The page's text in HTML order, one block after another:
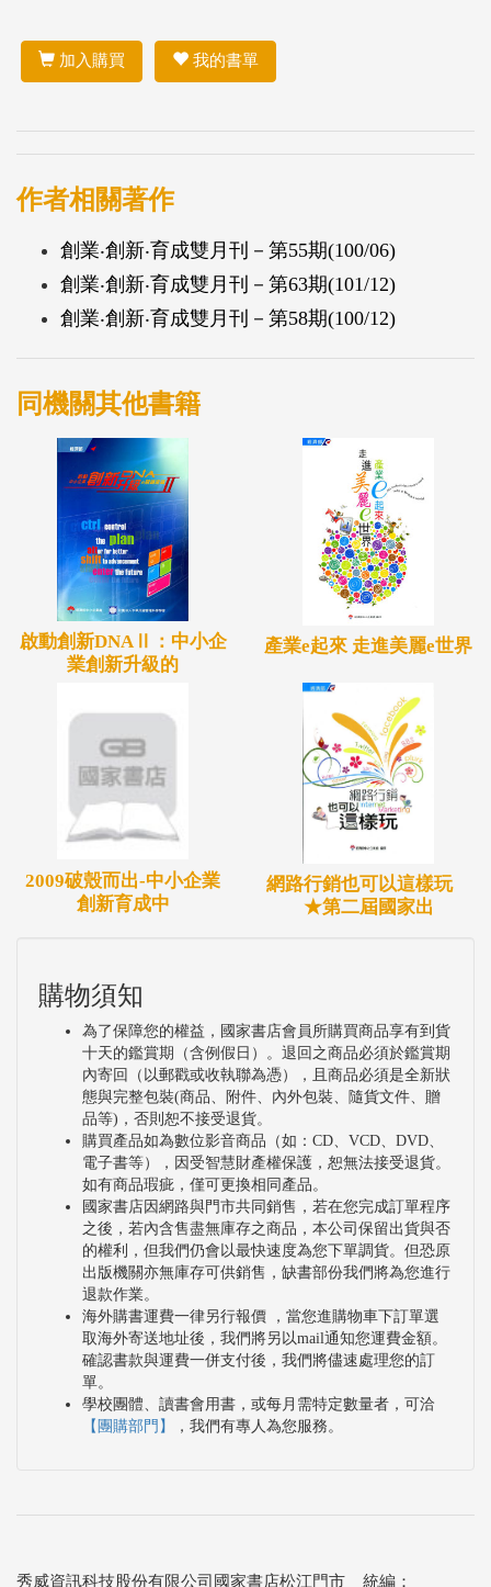
加入購買 我的書單
作者相關著作
創業‧創新‧育成雙月刊－第55期(100/06)
創業‧創新‧育成雙月刊－第63期(101/12)
創業‧創新‧育成雙月刊－第58期(100/12)
同機關其他書籍
啟動創新DNAⅡ：中小企
業創新升級的
產業e起來 走進美麗e世界
2009破殼而出-中小企業
創新育成中
網路行銷也可以這樣玩
★第二屆國家出
購物須知
為了保障您的權益，國家書店會員所購買商品享有到貨
十天的鑑賞期（含例假日）。退回之商品必須於鑑賞期
內寄回（以郵戳或收執聯為憑），且商品必須是全新狀
態與完整包裝(商品、附件、內外包裝、隨貨文件、贈
品等)，否則恕不接受退貨。
購買產品如為數位影音商品（如：CD、VCD、DVD、
電子書等），因受智慧財產權保護，恕無法接受退貨。
如有商品瑕疵，僅可更換相同產品。
國家書店因網路與門市共同銷售，若在您完成訂單程序
之後，若內含售盡無庫存之商品，本公司保留出貨與否
的權利，但我們仍會以最快速度為您下單調貨。但恐原
出版機關亦無庫存可供銷售，缺書部份我們將為您進行
退款作業。
海外購書運費一律另行報價 ，當您進購物車下訂單選
取海外寄送地址後，我們將另以mail通知您運費金額。
確認書款與運費一併支付後，我們將儘速處理您的訂
單。
學校團體、讀書會用書，或每月需特定數量者，可洽
【團購部門】
，我們有專人為您服務。
秀威資訊科技股份有限公司國家書店松江門市 統編：